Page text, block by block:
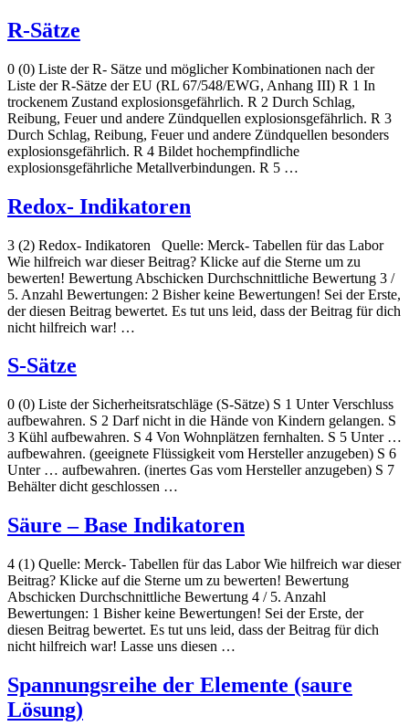
R-Sätze
0 (0) Liste der R- Sätze und möglicher Kombinationen nach der
Liste der R-Sätze der EU (RL 67/548/EWG, Anhang III) R 1 In
trockenem Zustand explosionsgefährlich. R 2 Durch Schlag,
Reibung, Feuer und andere Zündquellen explosionsgefährlich. R 3
Durch Schlag, Reibung, Feuer und andere Zündquellen besonders
explosionsgefährlich. R 4 Bildet hochempfindliche
explosionsgefährliche Metallverbindungen. R 5 …
Redox- Indikatoren
3 (2) Redox- Indikatoren Quelle: Merck- Tabellen für das Labor
Wie hilfreich war dieser Beitrag? Klicke auf die Sterne um zu
bewerten! Bewertung Abschicken Durchschnittliche Bewertung 3 /
5. Anzahl Bewertungen: 2 Bisher keine Bewertungen! Sei der Erste,
der diesen Beitrag bewertet. Es tut uns leid, dass der Beitrag für dich
nicht hilfreich war! …
S-Sätze
0 (0) Liste der Sicherheitsratschläge (S-Sätze) S 1 Unter Verschluss
aufbewahren. S 2 Darf nicht in die Hände von Kindern gelangen. S
3 Kühl aufbewahren. S 4 Von Wohnplätzen fernhalten. S 5 Unter …
aufbewahren. (geeignete Flüssigkeit vom Hersteller anzugeben) S 6
Unter … aufbewahren. (inertes Gas vom Hersteller anzugeben) S 7
Behälter dicht geschlossen …
Säure – Base Indikatoren
4 (1) Quelle: Merck- Tabellen für das Labor Wie hilfreich war dieser
Beitrag? Klicke auf die Sterne um zu bewerten! Bewertung
Abschicken Durchschnittliche Bewertung 4 / 5. Anzahl
Bewertungen: 1 Bisher keine Bewertungen! Sei der Erste, der
diesen Beitrag bewertet. Es tut uns leid, dass der Beitrag für dich
nicht hilfreich war! Lasse uns diesen …
Spannungsreihe der Elemente (saure
Lösung)